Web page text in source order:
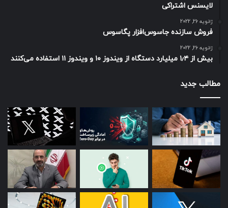
لایسنس اشتراکی
ژانویه 26, 2022
فروش سازنده جاسوس‌افزار پگاسوس
ژانویه 26, 2022
بیش از ۱٫۴ میلیارد دستگاه از ویندوز ۱۰ و ویندوز ۱۱ استفاده می‌کنند
مطالب جدید